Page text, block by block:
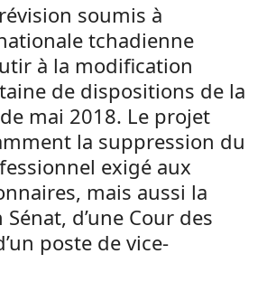
soumis à
tchadienne
à la modification
de dispositions de la
mai 2018. Le projet
la suppression du
exigé aux
mais aussi la
Sénat, d’une Cour des
poste de vice-